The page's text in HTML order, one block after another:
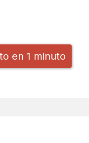
en 1 minuto